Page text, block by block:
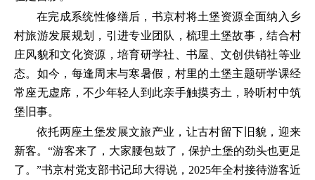
在完成系统性修缮后，书京村将土堡资源全面纳入乡
村旅游发展规划，引进专业团队，梳理土堡故事，结合村
庄风貌和文化资源，培育研学社、书屋、文创供销社等业
态。如今，每逢周末与寒暑假，村里的土堡主题研学课经
常座无虚席，不少年轻人到此亲手触摸夯土，聆听村中筑
堡旧事。
依托两座土堡发展文旅产业，让古村留下旧貌，迎来
新客。“游客来了，大家腰包鼓了，保护土堡的劲头也更足
了。”书京村党支部书记邱大得说，2025年全村接待游客近